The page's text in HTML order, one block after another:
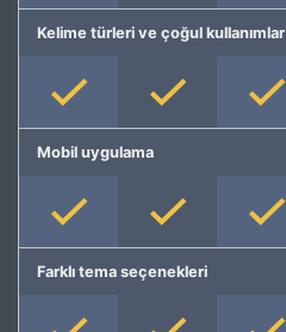
Kelime türleri ve çoğul kullanımlar
Mobil uygulama
Farklı tema seçenekleri